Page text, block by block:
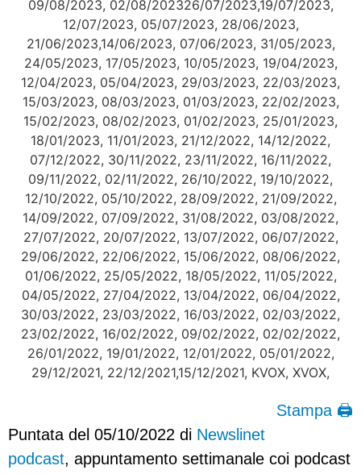
Stampa 🖨
Puntata del 05/10/2022 di Newslinet
podcast, appuntamento settimanale coi podcast